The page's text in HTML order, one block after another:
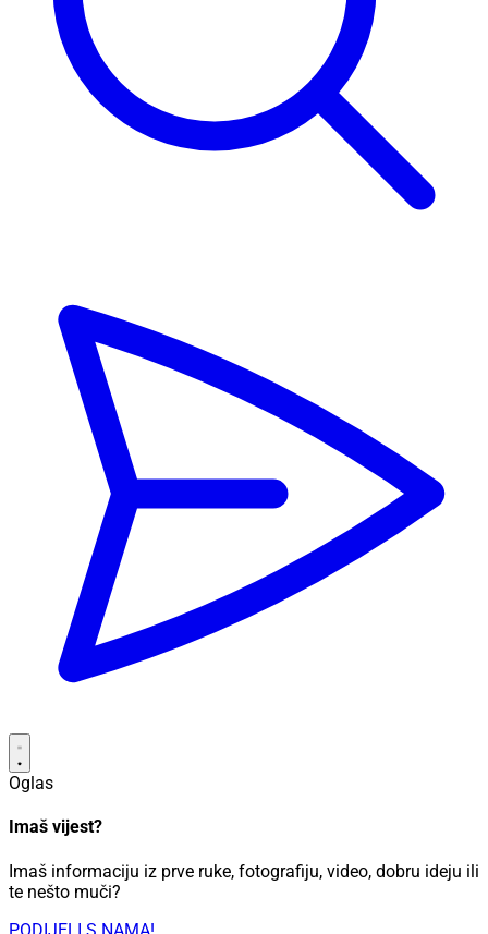
Oglas
Imaš vijest?
Imaš informaciju iz prve ruke, fotografiju, video, dobru ideju ili
te nešto muči?
PODIJELI S NAMA!